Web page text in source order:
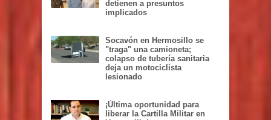
detienen a presuntos
implicados
Socavón en Hermosillo se
"traga" una camioneta;
colapso de tubería sanitaria
deja un motociclista
lesionado
¡Última oportunidad para
liberar la Cartilla Militar en